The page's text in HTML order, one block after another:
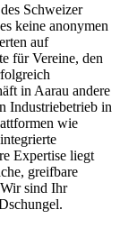
Schweizer
keine anonymen
auf
für Vereine, den
in Aarau andere
Industriebetrieb in
wie
Expertise liegt
greifbare
sind Ihr